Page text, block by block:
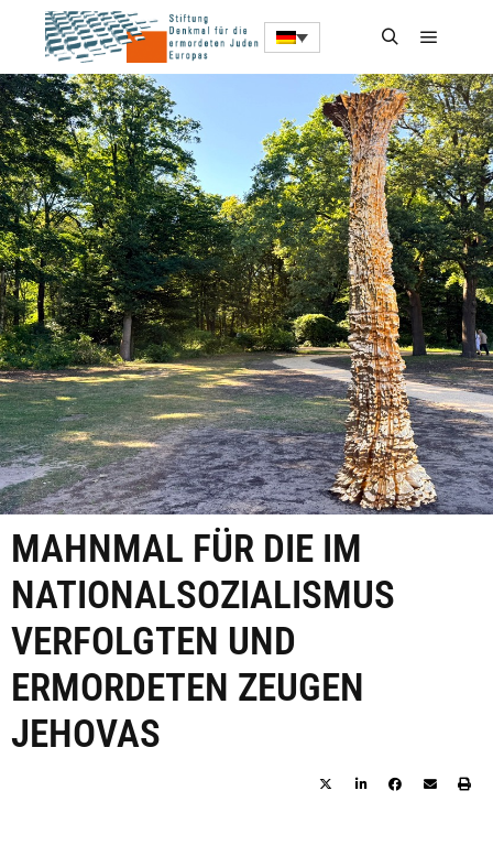
MAHNMAL FÜR DIE IM
NATIONALSOZIALISMUS
VERFOLGTEN UND
ERMORDETEN ZEUGEN
JEHOVAS